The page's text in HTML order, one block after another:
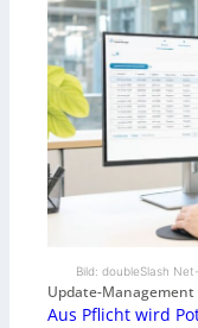
Bild: doubleSlash
Update-
Aus Pflicht wird